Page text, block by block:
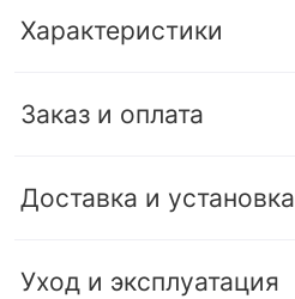
Характеристики
Заказ и оплата
Доставка и установка
Уход и эксплуатация